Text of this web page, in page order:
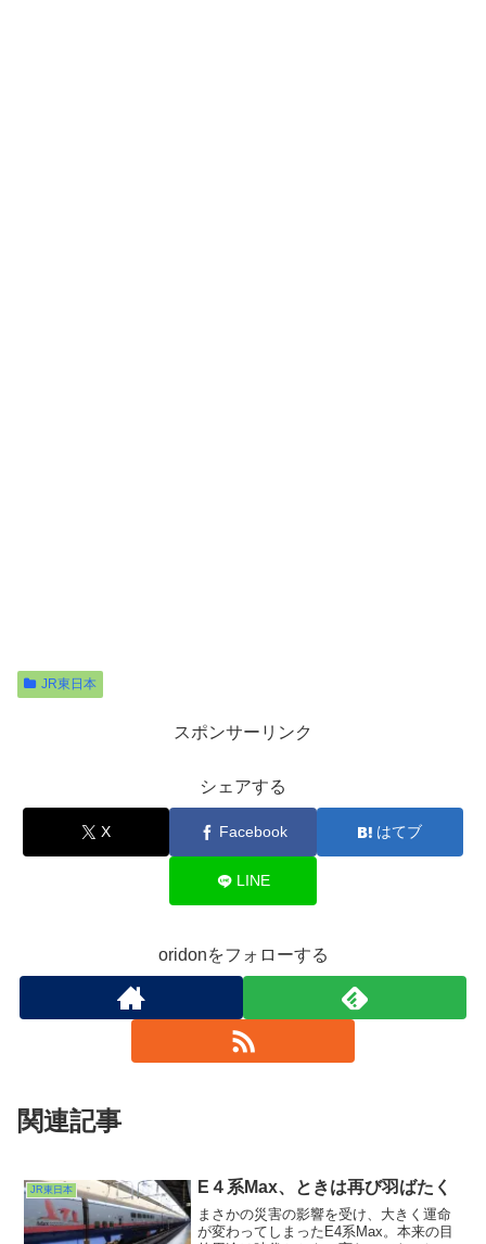
JR東日本
スポンサーリンク
シェアする
X Facebook はてブ
LINE
oridonをフォローする
関連記事
JR東日本 E４系Max、ときは再び羽ばたく
まさかの災害の影響を受け、大きく運命
が変わってしまったE4系Max。本来の目